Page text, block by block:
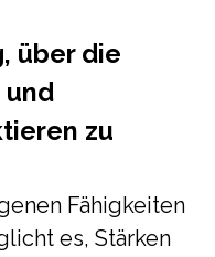
über die
und
zu
Fähigkeiten
es, Stärken